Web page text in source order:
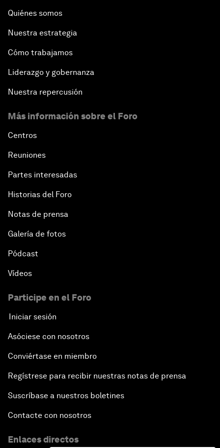
Quiénes somos
Nuestra estrategia
Cómo trabajamos
Liderazgo y gobernanza
Nuestra repercusión
Más información sobre el Foro
Centros
Reuniones
Partes interesadas
Historias del Foro
Notas de prensa
Galería de fotos
Pódcast
Vídeos
Participe en el Foro
Iniciar sesión
Asóciese con nosotros
Conviértase en miembro
Regístrese para recibir nuestras notas de prensa
Suscríbase a nuestros boletines
Contacte con nosotros
Enlaces directos